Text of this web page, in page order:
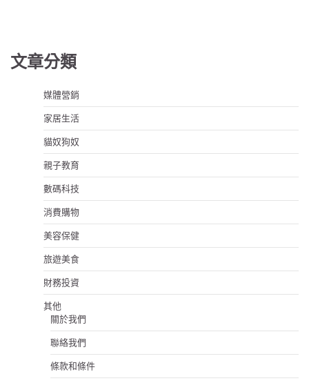
文章分類
媒體營銷
家居生活
貓奴狗奴
親子教育
數碼科技
消費購物
美容保健
旅遊美食
財務投資
其他
關於我們
聯絡我們
條款和條件